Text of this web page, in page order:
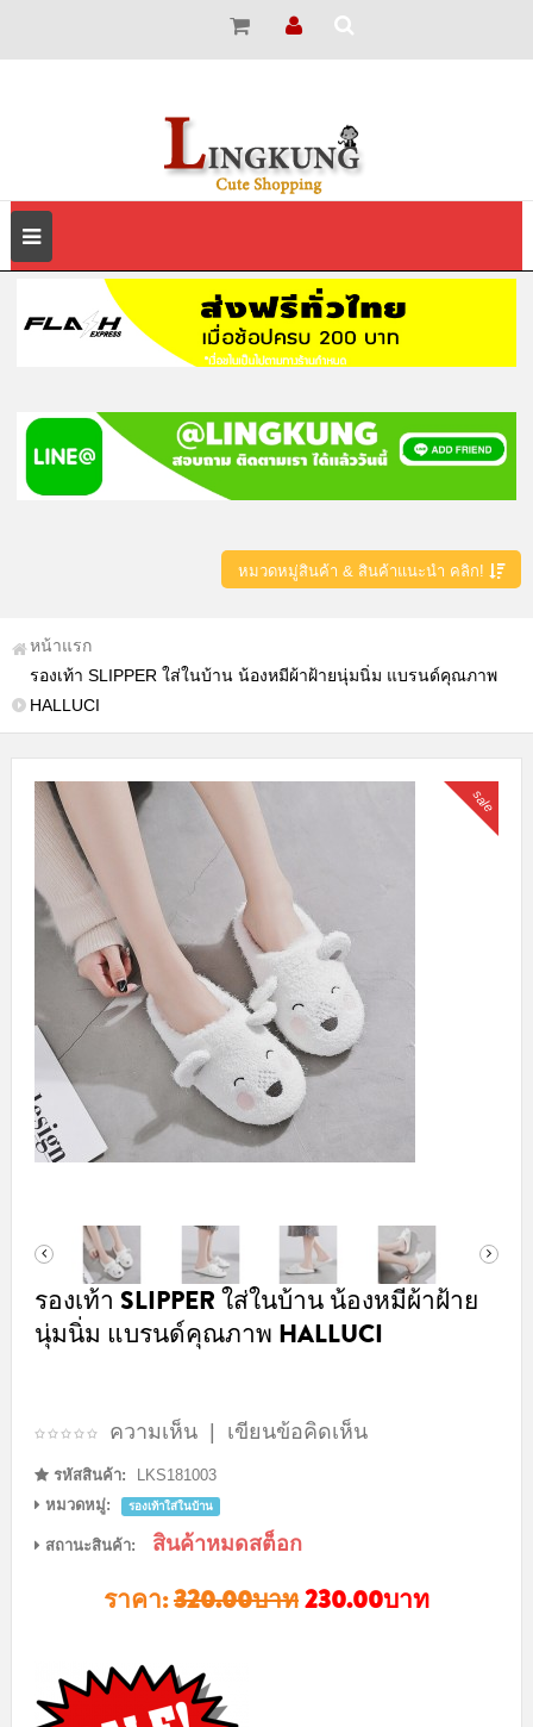
หมวดหมู่สินค้า & สินค้าแนะนำ คลิก!
หน้าแรก
รองเท้า SLIPPER ใส่ในบ้าน น้องหมีผ้าฝ้ายนุ่มนิ่ม แบรนด์คุณภาพ
HALLUCI
sale
รองเท้า SLIPPER ใส่ในบ้าน น้องหมีผ้าฝ้าย
นุ่มนิ่ม แบรนด์คุณภาพ HALLUCI
ความเห็น | เขียนข้อคิดเห็น
รหัสสินค้า:
LKS181003
หมวดหมู่:
รองเท้าใส่ในบ้าน
สถานะสินค้า: สินค้าหมดสต็อก
ราคา:320.00บาท230.00บาท